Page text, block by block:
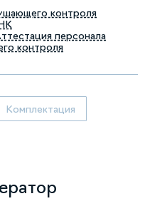
контроля
персонала
контроля
Комплектация